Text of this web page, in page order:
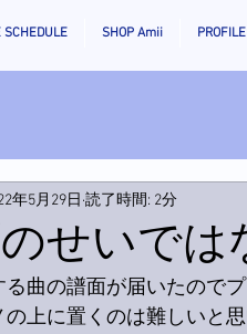
SCHEDULE SHOP Amii PROFILE
せいでは
年5月29日 読了時間: 2分
る曲の譜面が届いたので
の上に置くのは難しいと